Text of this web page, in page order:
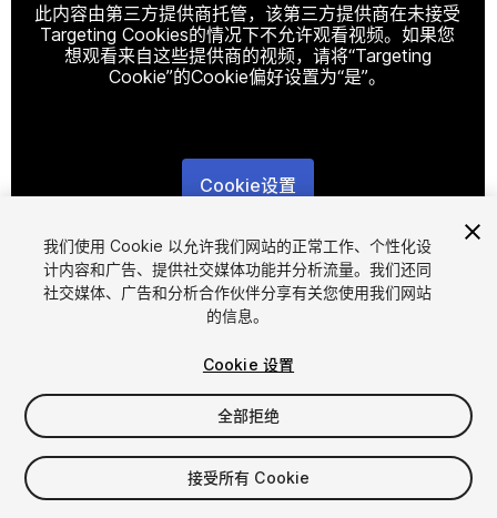
此内容由第三方提供商托管，该第三方提供商在未接受
Targeting Cookies的情况下不允许观看视频。如果您
想观看来自这些提供商的视频，请将“Targeting
Cookie”的Cookie偏好设置为“是”。
Cookie设置
1/7
$11.99
增值税将在结算时计算
我们使用 Cookie 以允许我们网站的正常工作、个性化设
计内容和广告、提供社交媒体功能并分析流量。我们还同
社交媒体、广告和分析合作伙伴分享有关您使用我们网站
的信息。
Cookie 设置
全部拒绝
接受所有 Cookie